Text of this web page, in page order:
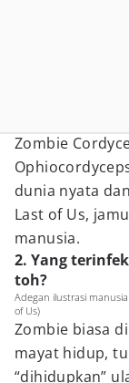
Zombie
dunia nyata
Last of Us,
manusia.
2. Yang
toh?
Adegan ilustrasi
of Us)
Zombie biasa
mayat hidup,
“dihidupkan”